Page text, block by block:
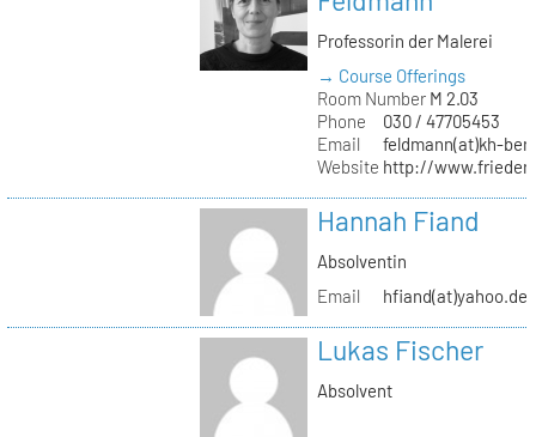
Professorin der Malerei
→ Course Offerings
Room NumberM 2.03
Phone
030 / 47705453
Email
feldmann(at)kh-
Website http://
Hannah Fiand
Absolventin
Email
hfiand(at)yahoo.de
Lukas Fischer
Absolvent